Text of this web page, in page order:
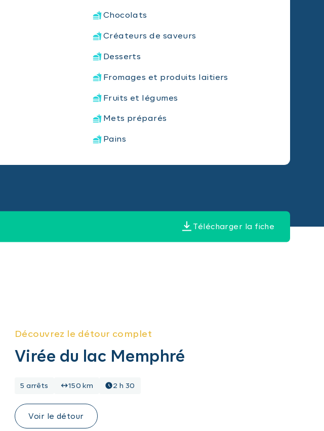
Chocolats
Créateurs de saveurs
Desserts
Fromages et produits laitiers
Fruits et légumes
Mets préparés
Pains
Télécharger la fiche
Découvrez le détour complet
Virée du lac Memphré
5 arrêts 150 km 2 h 30
Voir le détour